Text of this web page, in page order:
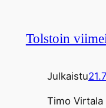
Tolstoin
Julkaistu
Timo Virtala